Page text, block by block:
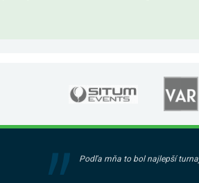
Podľa mňa to bol najlepší